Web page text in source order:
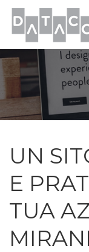
UN
E
TUA